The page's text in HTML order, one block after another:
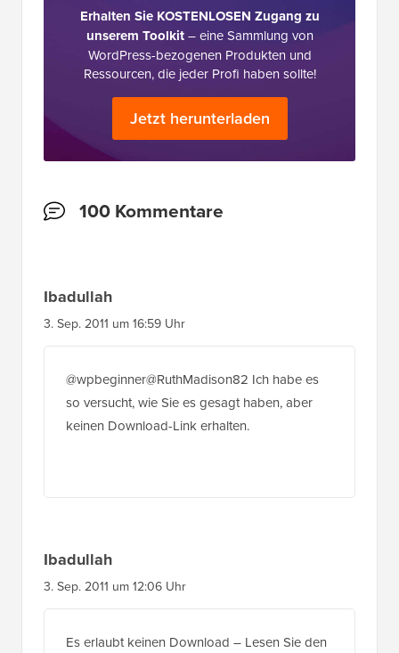
Erhalten Sie KOSTENLOSEN Zugang zu
unserem Toolkit– eine Sammlung von
WordPress-bezogenen Produkten und
Ressourcen, die jeder Profi haben sollte!
Jetzt herunterladen
Leserinteraktionen
100 Kommentare
Ibadullah
3. Sep. 2011 um 16:59 Uhr
@wpbeginner@RuthMadison82 Ich habe es
so versucht, wie Sie es gesagt haben, aber
keinen Download-Link erhalten.
Ibadullah
3. Sep. 2011 um 12:06 Uhr
Es erlaubt keinen Download – Lesen Sie den